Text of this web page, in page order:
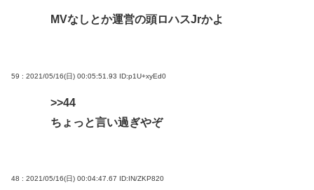
MVなしとか運営の頭ロハスJrかよ
59 : 2021/05/16(日) 00:05:51.93 ID:p1U+xyEd0
>>44
ちょっと言い過ぎやぞ
48 : 2021/05/16(日) 00:04:47.67 ID:IN/ZKP820